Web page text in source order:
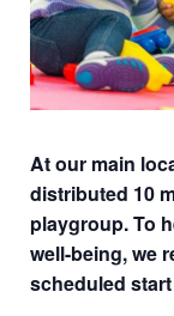
At our main
distributed 10
playgroup. To
well-being, we
scheduled